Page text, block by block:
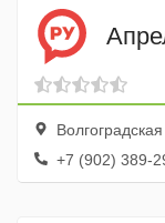
Волгоградская обл.,
+7 (902) 389-